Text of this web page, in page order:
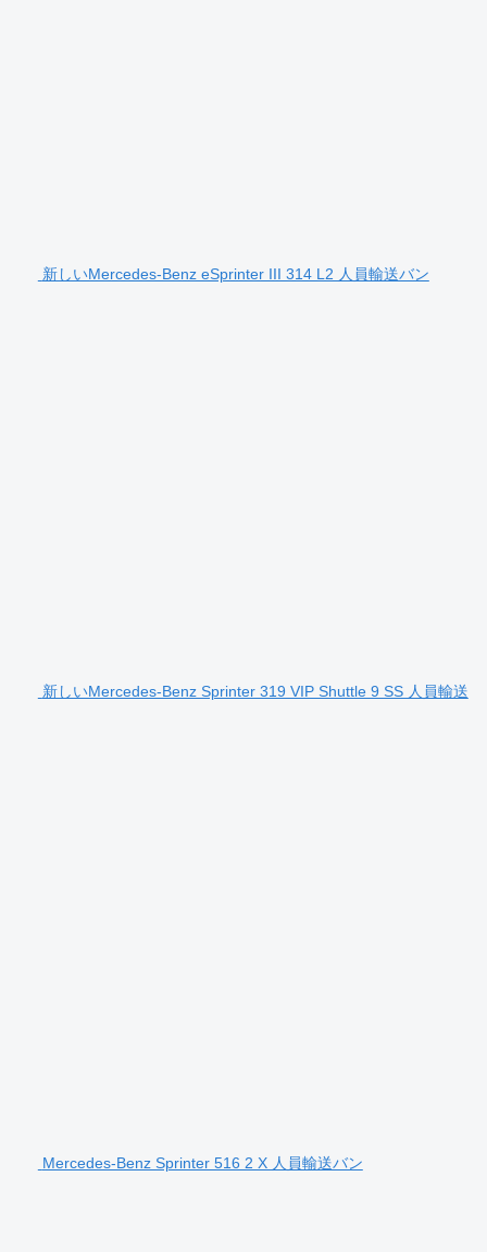
新しいMercedes-Benz eSprinter III 314 L2 人員輸送バン
新しいMercedes-Benz Sprinter 319 VIP Shuttle 9 SS 人員輸送
Mercedes-Benz Sprinter 516 2 X 人員輸送バン